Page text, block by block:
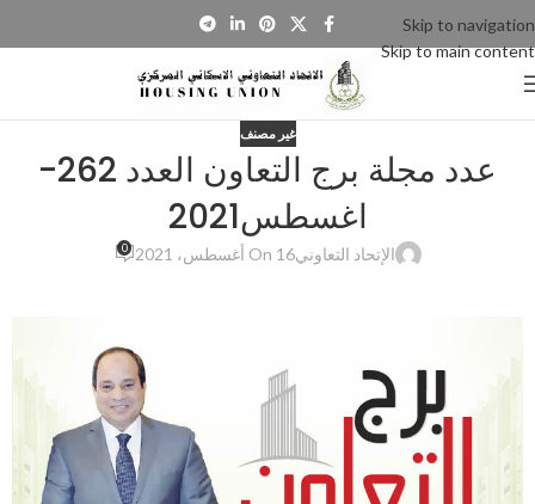
Skip to navigation
Skip to main content
غير مصنف
‎عدد مجلة برج التعاون العدد 262-
اغسطس2021
الإتحاد التعاونيOn 16 أغسطس، 2021 0